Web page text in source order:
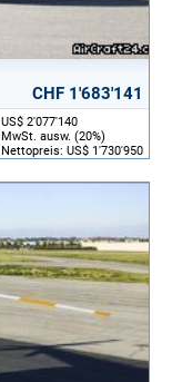
CHF 1'683'141
US$ 2'077'140
MwSt. ausw. (20%)
Nettopreis: US$ 1'730'950